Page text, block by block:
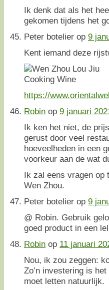
Ik denk dat als het
gekomen tijdens het
Peter botelier op 9
Kent iemand deze
https://
Robin op 9 januari
Ik ken het niet, de
gerust door veel
hoeveelheden in een
voorkeur aan de wat
Ik zal eens vragen op
Wen Zhou.
Peter botelier op 9
@ Robin. Gebruik
goed product in een
Robin op 11 januari
Nou, ik zou zeggen:
Zo’n investering is
moet letten natuurlijk.